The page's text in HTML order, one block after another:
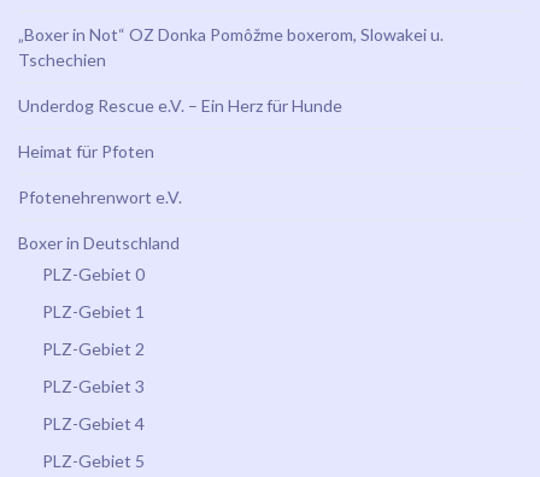
„Boxer in Not“ OZ Donka Pomôžme boxerom, Slowakei u.
Tschechien
Underdog Rescue e.V. – Ein Herz für Hunde
Heimat für Pfoten
Pfotenehrenwort e.V.
Boxer in Deutschland
PLZ-Gebiet 0
PLZ-Gebiet 1
PLZ-Gebiet 2
PLZ-Gebiet 3
PLZ-Gebiet 4
PLZ-Gebiet 5